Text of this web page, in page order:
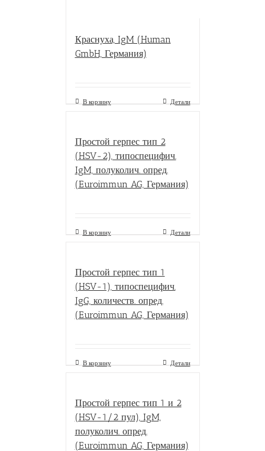
Краснуха, IgM (Human
GmbH, Германия)
В корзину Детали
Простой герпес тип 2
(HSV-2), типоспецифич.
IgM, полуколич. опред.
(Euroimmun AG, Германия)
В корзину Детали
Простой герпес тип 1
(HSV-1), типоспецифич.
IgG, количеств. опред.
(Euroimmun AG, Германия)
В корзину Детали
Простой герпес тип 1 и 2
(HSV-1/2 пул), IgM,
полуколич. опред.
(Euroimmun AG, Германия)